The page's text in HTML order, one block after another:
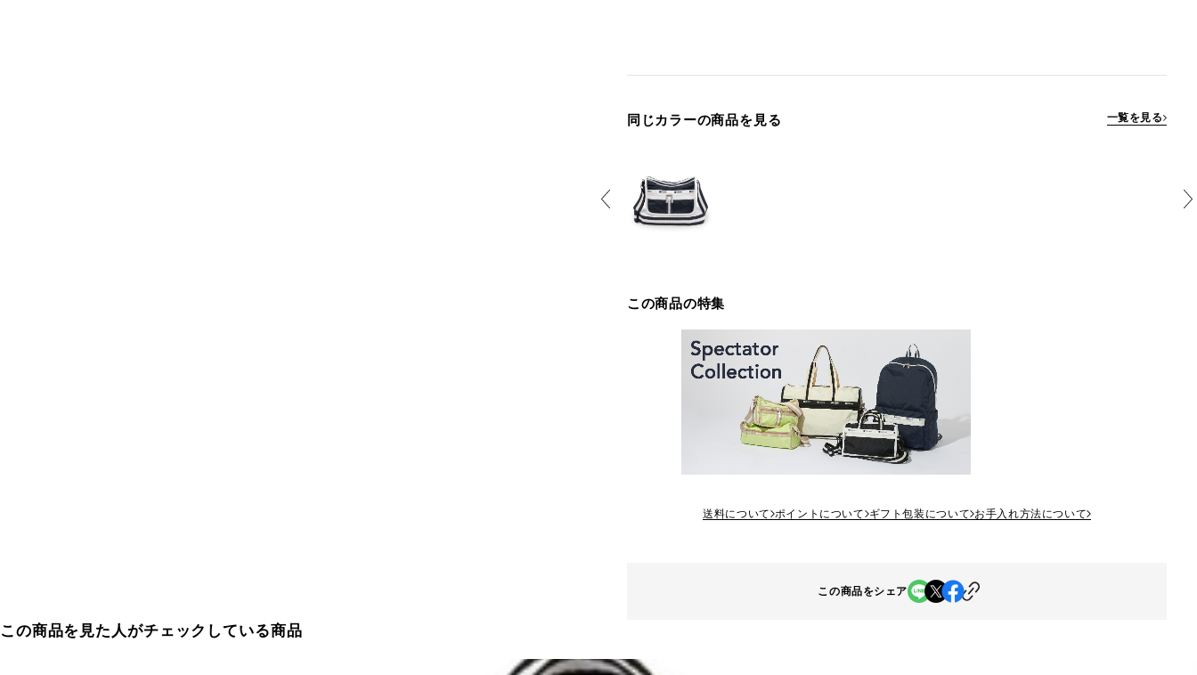
同じカラーの商品を見る 一覧を見る
この商品の特集
送料について ポイントについて ギフト包装について お手入れ方法について
この商品をシェア
この商品を見た人がチェックしている商品